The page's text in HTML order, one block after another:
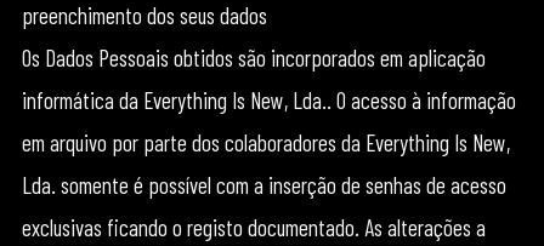
preenchimento dos seus dados
Os Dados Pessoais obtidos são incorporados em aplicação
informática da Everything Is New, Lda.. O acesso à informação
em arquivo por parte dos colaboradores da Everything Is New,
Lda. somente é possível com a inserção de senhas de acesso
exclusivas ficando o registo documentado. As alterações a